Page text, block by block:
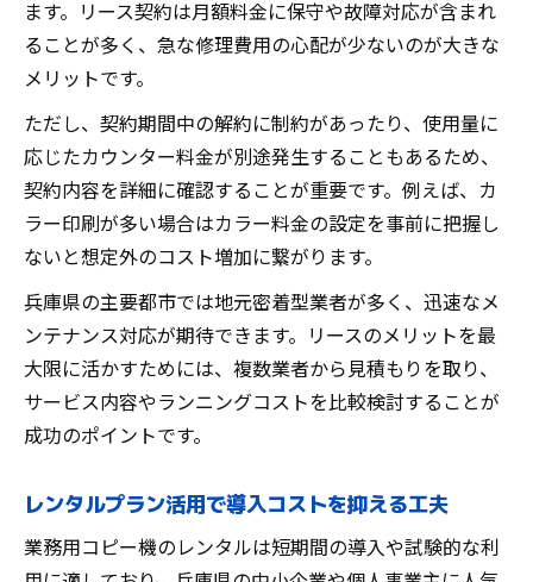
ます。リース契約は月額料金に保守や故障対応が含まれ
ることが多く、急な修理費用の心配が少ないのが大きな
メリットです。
ただし、契約期間中の解約に制約があったり、使用量に
応じたカウンター料金が別途発生することもあるため、
契約内容を詳細に確認することが重要です。例えば、カ
ラー印刷が多い場合はカラー料金の設定を事前に把握し
ないと想定外のコスト増加に繋がります。
兵庫県の主要都市では地元密着型業者が多く、迅速なメ
ンテナンス対応が期待できます。リースのメリットを最
大限に活かすためには、複数業者から見積もりを取り、
サービス内容やランニングコストを比較検討することが
成功のポイントです。
レンタルプラン活用で導入コストを抑える工夫
業務用コピー機のレンタルは短期間の導入や試験的な利